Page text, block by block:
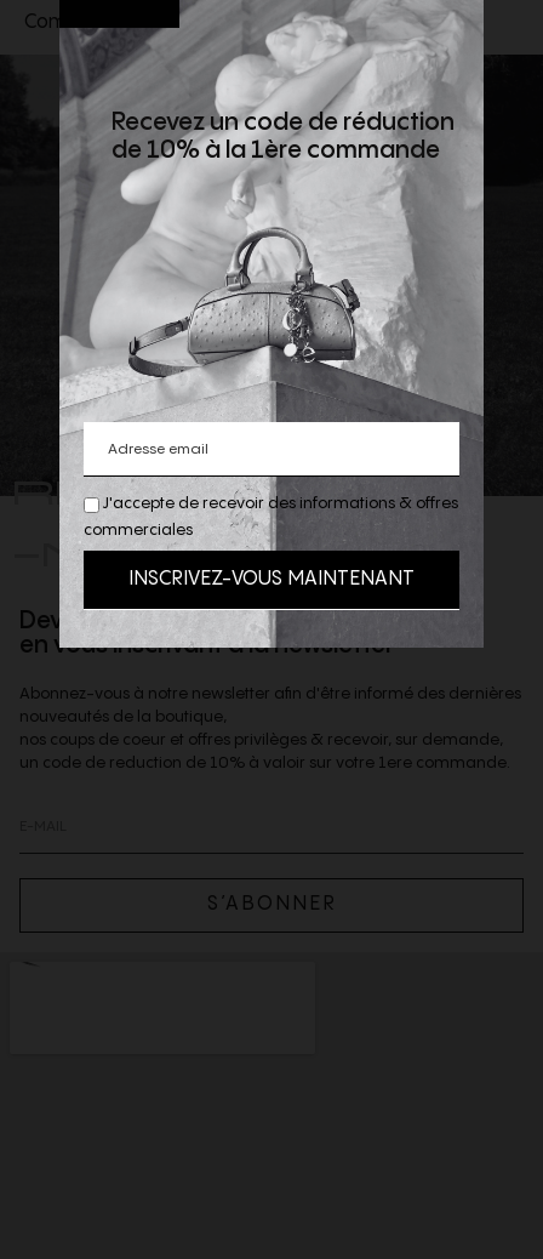
Composition extérieure : 100 % cuir de veau
REJOIGNEZ
-NOUS
Devenez client privilège
en vous inscrivant à la newsletter
Abonnez-vous à notre newsletter afin d'être informé des dernières
nouveautés de la boutique,
nos coups de coeur et offres privilèges & recevoir, sur demande,
un code de reduction de 10% à valoir sur votre 1ere commande.
S’ABONNER
J'accepte de recevoir des informations & offres
commerciales
Recevez un code de réduction
de 10% à la 1ère commande